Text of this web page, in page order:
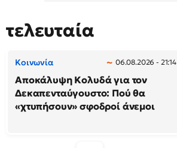
τελευταία
Κοινωνία 06.08.2026 - 21:14
Αποκάλυψη Κολυδά για τον
Δεκαπενταύγουστο: Πού θα
«χτυπήσουν» σφοδροί άνεμοι